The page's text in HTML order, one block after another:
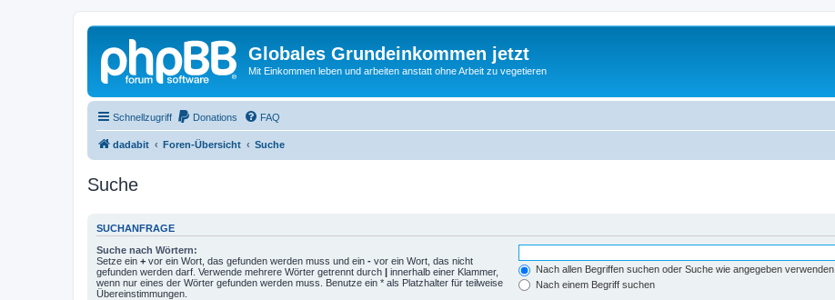
Globales Grundeinkommen jetzt
Mit Einkommen leben und arbeiten anstatt ohne Arbeit zu vegetieren
Schnellzugriff Donations FAQ
dadabit Foren-Übersicht Suche
Suche
SUCHANFRAGE
Suche nach Wörtern:
Setze ein + vor ein Wort, das gefunden werden muss und ein - vor ein Wort, das nicht
gefunden werden darf. Verwende mehrere Wörter getrennt durch | innerhalb einer Klammer,
wenn nur eines der Wörter gefunden werden muss. Benutze ein * als Platzhalter für teilweise
Übereinstimmungen.
Nach allen Begriffen suchen oder Suche wie angegeben verwenden
Nach einem Begriff suchen